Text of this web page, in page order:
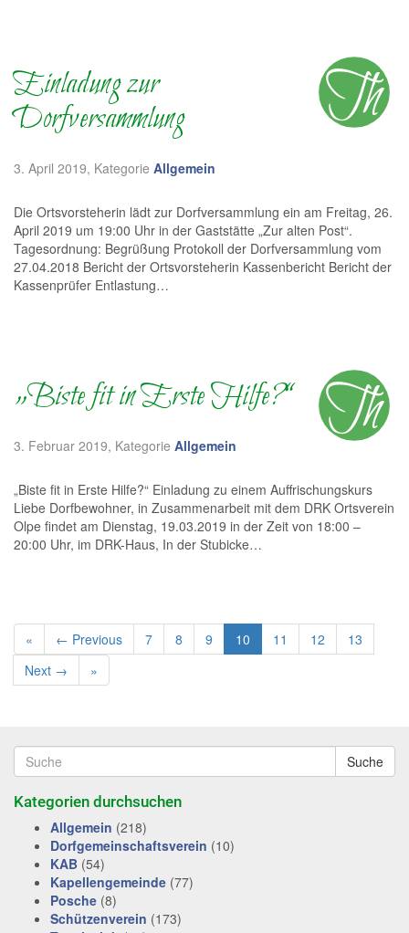
Einladung zur
Dorfversammlung
3. April 2019, Kategorie Allgemein
Die Ortsvorsteherin lädt zur Dorfversammlung ein am Freitag, 26.
April 2019 um 19:00 Uhr in der Gaststätte „Zur alten Post“.
Tagesordnung: Begrüßung Protokoll der Dorfversammlung vom
27.04.2018 Bericht der Ortsvorsteherin Kassenbericht Bericht der
Kassenprüfer Entlastung…
„Biste fit in Erste Hilfe?“
3. Februar 2019, Kategorie Allgemein
„Biste fit in Erste Hilfe?“ Einladung zu einem Auffrischungskurs
Liebe Dorfbewohner, in Zusammenarbeit mit dem DRK Ortsverein
Olpe findet am Dienstag, 19.03.2019 in der Zeit von 18:00 –
20:00 Uhr, im DRK-Haus, In der Stubicke…
« ← Previous 7 8 9 10 11 12
13
Next →
»
Suche
Kategorien durchsuchen
Allgemein (218)
Dorfgemeinschaftsverein (10)
KAB (54)
Kapellengemeinde (77)
Posche (8)
Schützenverein (173)